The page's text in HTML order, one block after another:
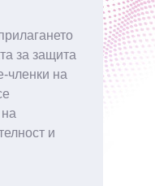
за защита
членки на
и